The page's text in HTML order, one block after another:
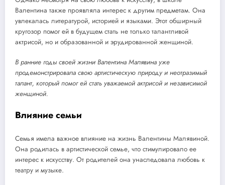
Валентина также проявляла интерес к другим предметам. Она
увлекалась литературой, историей и языками. Этот обширный
кругозор помог ей в будущем стать не только талантливой
актрисой, но и образованной и эрудированной женщиной.
В ранние годы своей жизни Валентина Малявина уже
продемонстрировала свою артистическую природу и неотразимый
талант, который помог ей стать уважаемой актрисой и независимой
женщиной.
Влияние семьи
Семья имела важное влияние на жизнь Валентины Малявиной.
Она родилась в артистической семье, что стимулировало ее
интерес к искусству. От родителей она унаследовала любовь к
театру и музыке.